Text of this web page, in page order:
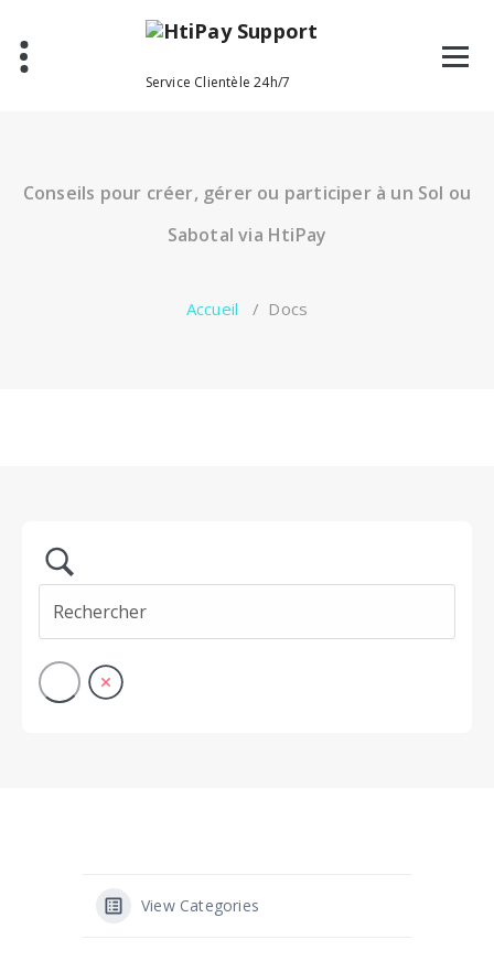
contenu
Service Clientèle 24h/7
Conseils pour créer, gérer ou participer à un Sol ou
Sabotal via HtiPay
Accueil / Docs
View Categories